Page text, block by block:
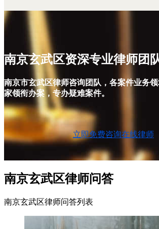
南京玄武区资深专业律师团
南京市玄武区律师咨询团队，各案件业务
家领衔办案，专办疑难案件。
立即免费咨询在线律师
南京玄武区律师问答
南京玄武区律师问答列表